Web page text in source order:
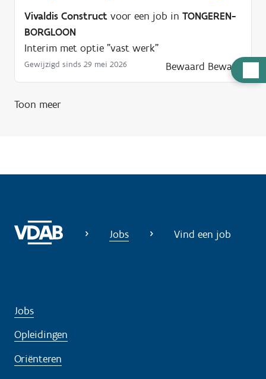
u
Vivaldis Construct voor een job in TONGEREN-
BORGLOON
Interim met optie "vast werk"
Gewijzigd sinds 29 mei 2026 Bewaard Bewaar
Toon meer
Jobs Vind een job
Jobs
Opleidingen
Oriënteren